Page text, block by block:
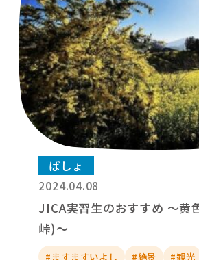
ばしょ
2024.04.08
JICA実習生のおすすめ ～黄
峠)～
#ますますいよし #絶景 #観光